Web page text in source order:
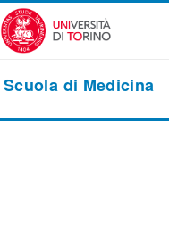
Vai al contenuto principale
Scuola di Medicina